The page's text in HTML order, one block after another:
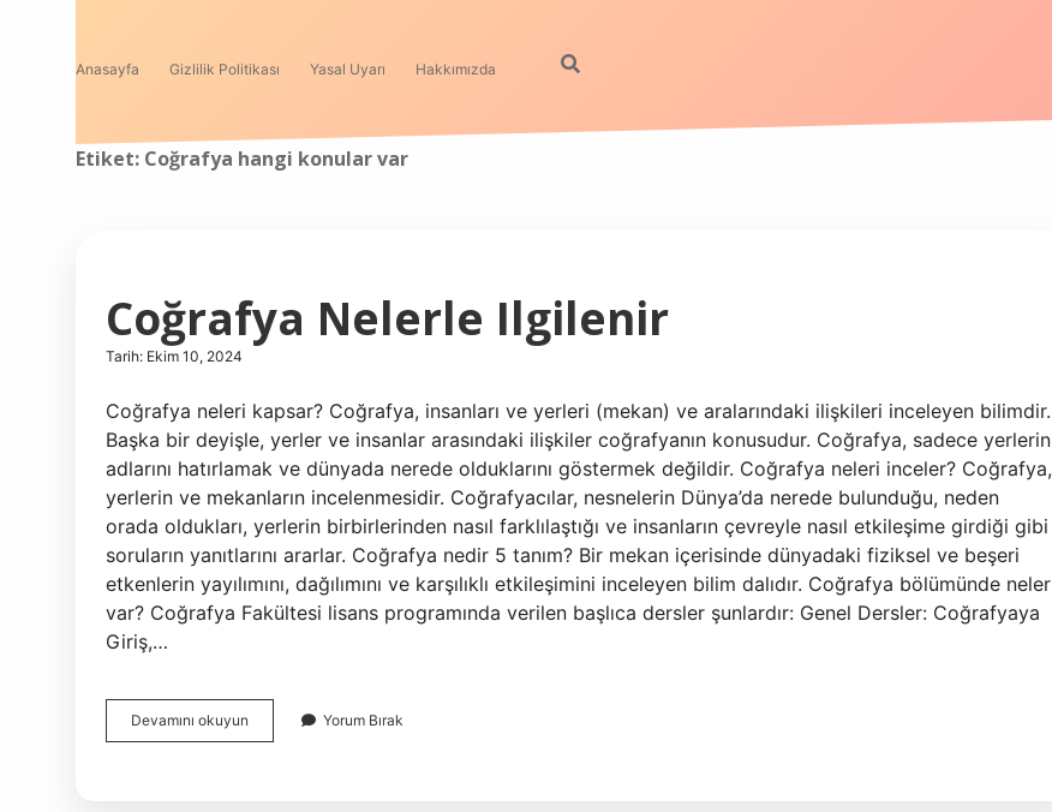
Anasayfa Gizlilik Politikası Yasal Uyarı Hakkımızda
Etiket: Coğrafya hangi konular var
Coğrafya Nelerle Ilgilenir
Tarih: Ekim 10, 2024
Coğrafya neleri kapsar? Coğrafya, insanları ve yerleri (mekan) ve aralarındaki ilişkileri inceleyen bilimdir.
Başka bir deyişle, yerler ve insanlar arasındaki ilişkiler coğrafyanın konusudur. Coğrafya, sadece yerlerin
adlarını hatırlamak ve dünyada nerede olduklarını göstermek değildir. Coğrafya neleri inceler? Coğrafya,
yerlerin ve mekanların incelenmesidir. Coğrafyacılar, nesnelerin Dünya’da nerede bulunduğu, neden
orada oldukları, yerlerin birbirlerinden nasıl farklılaştığı ve insanların çevreyle nasıl etkileşime girdiği gibi
soruların yanıtlarını ararlar. Coğrafya nedir 5 tanım? Bir mekan içerisinde dünyadaki fiziksel ve beşeri
etkenlerin yayılımını, dağılımını ve karşılıklı etkileşimini inceleyen bilim dalıdır. Coğrafya bölümünde neler
var? Coğrafya Fakültesi lisans programında verilen başlıca dersler şunlardır: Genel Dersler: Coğrafyaya
Giriş,…
Devamını okuyun Coğrafya
Nelerle
Yorum Bırak